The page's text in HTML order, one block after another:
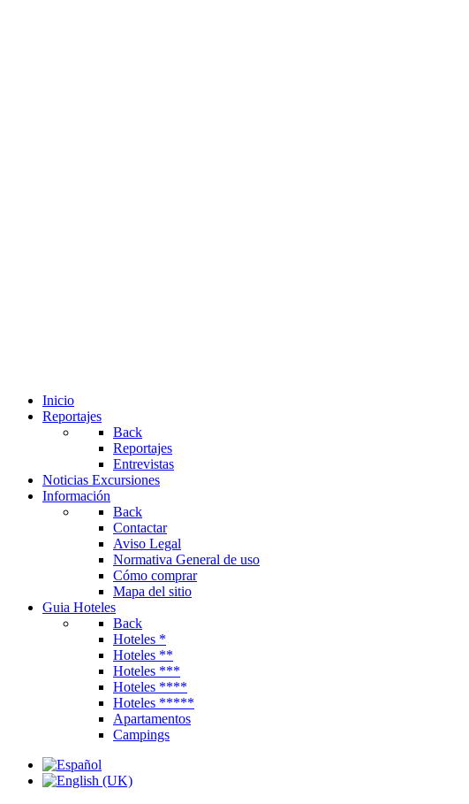
Inicio
Reportajes
Back
Reportajes
Entrevistas
Noticias Excursiones
Información
Back
Contactar
Aviso Legal
Normativa General de uso
Cómo comprar
Mapa del sitio
Guia Hoteles
Back
Hoteles *
Hoteles **
Hoteles ***
Hoteles ****
Hoteles *****
Apartamentos
Campings